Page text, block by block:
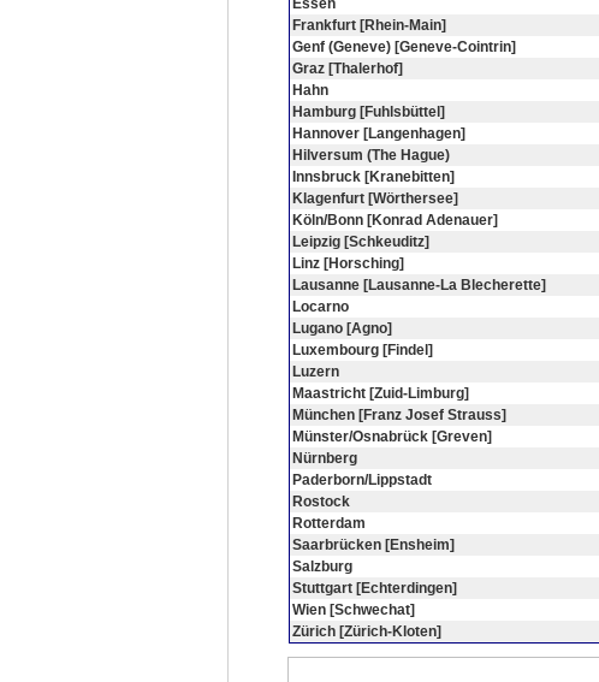
Essen
Frankfurt [Rhein-Main]
Genf (Geneve) [Geneve-Cointrin]
Graz [Thalerhof]
Hahn
Hamburg [Fuhlsbüttel]
Hannover [Langenhagen]
Hilversum (The Hague)
Innsbruck [Kranebitten]
Klagenfurt [Wörthersee]
Köln/Bonn [Konrad Adenauer]
Leipzig [Schkeuditz]
Linz [Horsching]
Lausanne [Lausanne-La Blecherette]
Locarno
Lugano [Agno]
Luxembourg [Findel]
Luzern
Maastricht [Zuid-Limburg]
München [Franz Josef Strauss]
Münster/Osnabrück [Greven]
Nürnberg
Paderborn/Lippstadt
Rostock
Rotterdam
Saarbrücken [Ensheim]
Salzburg
Stuttgart [Echterdingen]
Wien [Schwechat]
Zürich [Zürich-Kloten]